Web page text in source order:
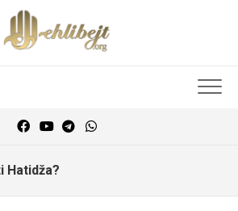
Hatidža?